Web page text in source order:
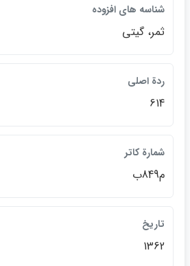
شناسه هاي افزوده
ثمر، گيتي
ردة اصلي
614
شمارة كاتر
م849ب
تاريخ
1362